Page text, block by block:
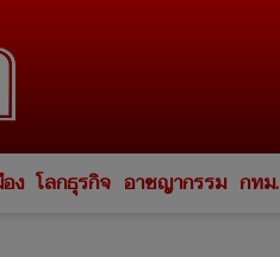
ง โลกธุรกิจ อาชญากรรม กทม.